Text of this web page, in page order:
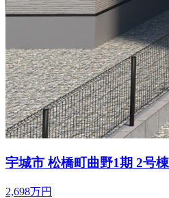
宇城市 松橋町曲野1期 2号
2,698万円